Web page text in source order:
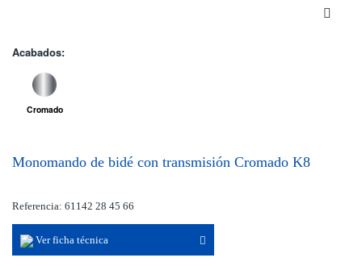
Acabados:
Cromado
Monomando de bidé con transmisión Cromado K8
Referencia: 61142 28 45 66
Ver ficha técnica